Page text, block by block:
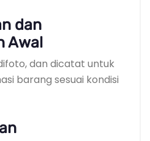
dan
Awal
dan dicatat untuk
barang sesuai kondisi